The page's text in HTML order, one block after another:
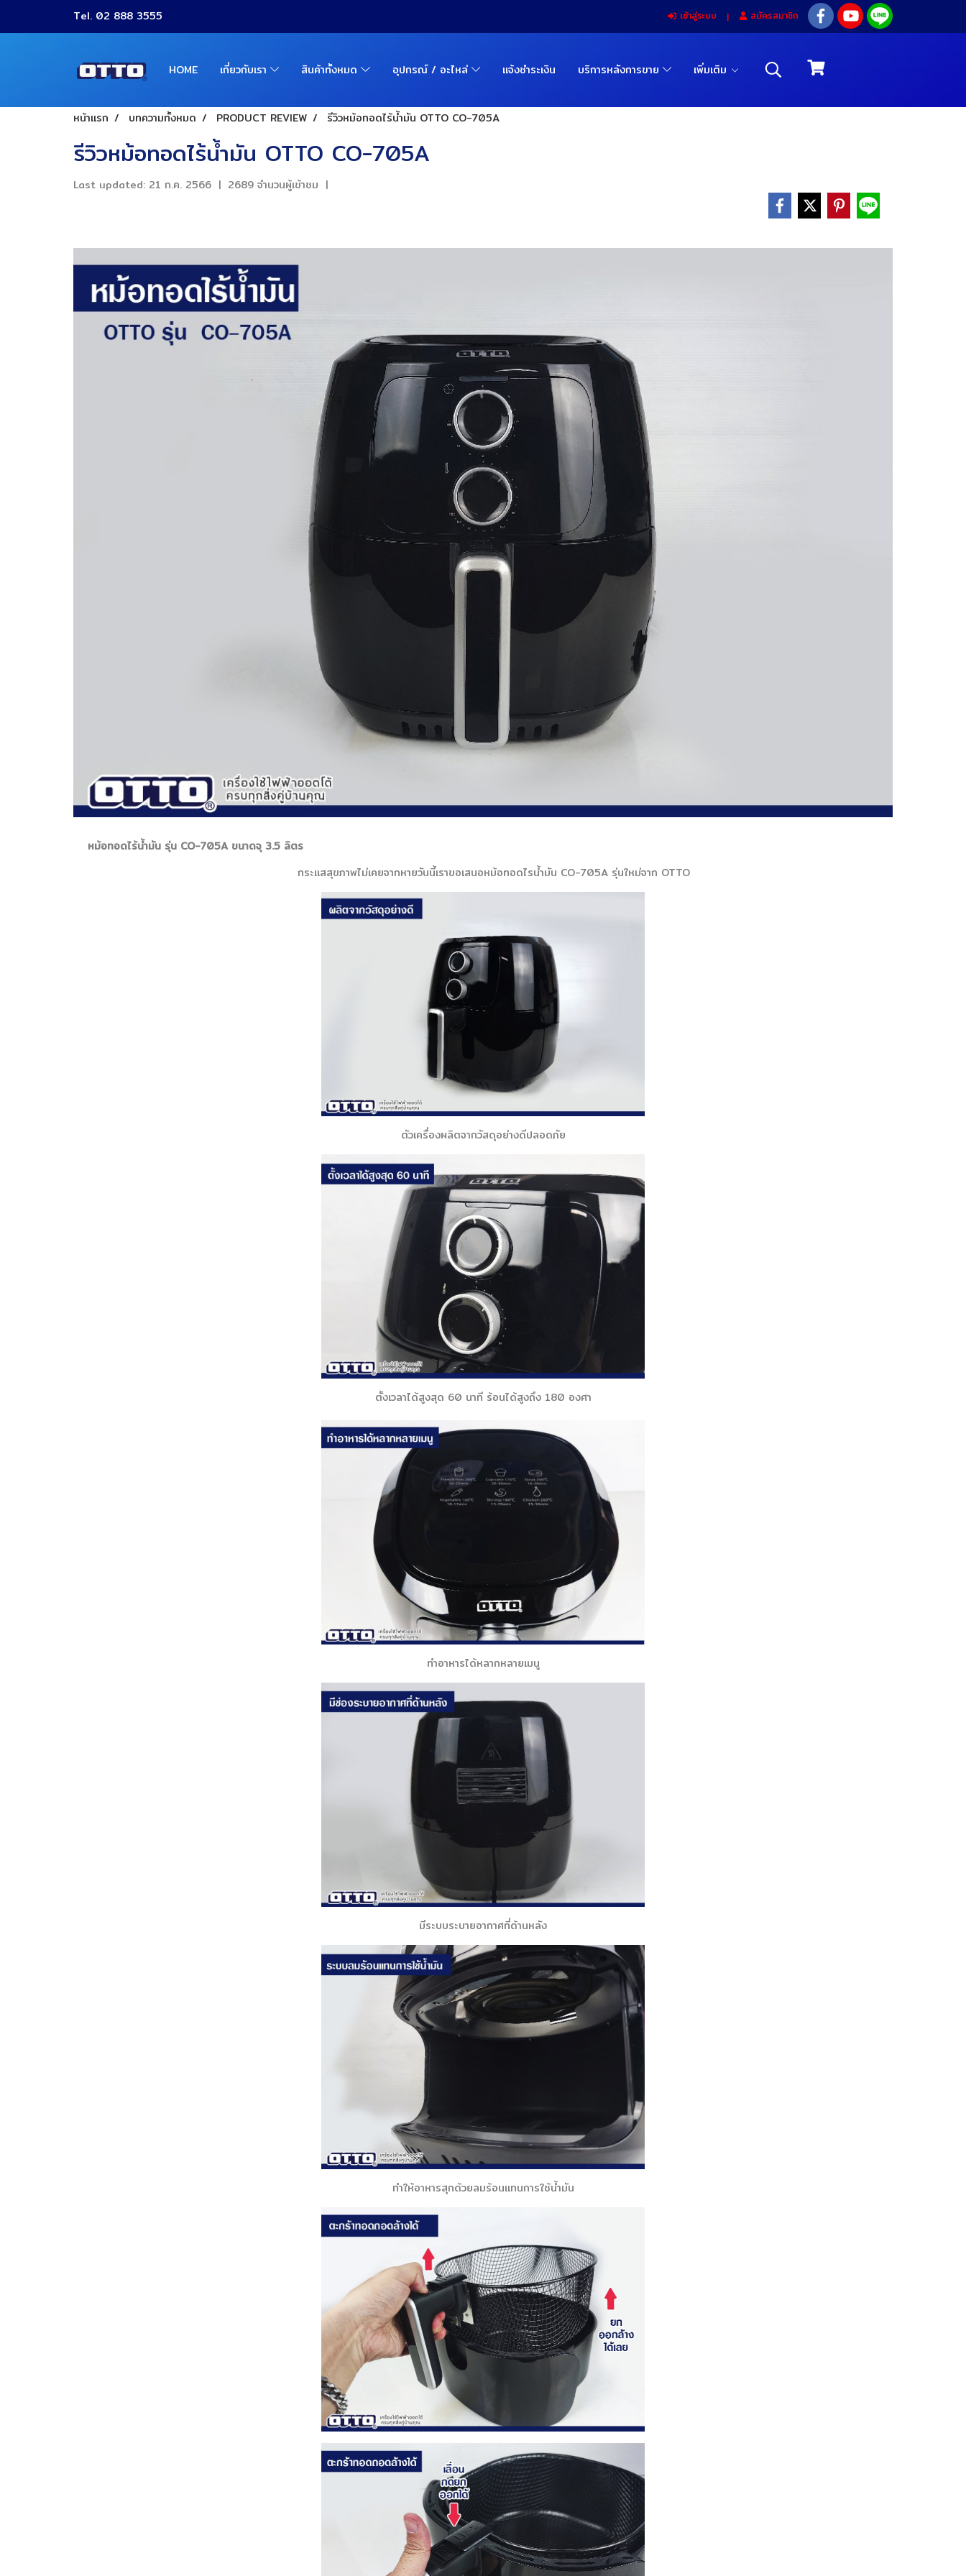
Tel. 02 888 3555 เข้าสู่ระบบ สมัครสมาชิก
HOME เกี่ยวกับเรา สินค้าทั้งหมด อุปกรณ์ / อะไหล่ แจ้งชำระเงิน บริการหลังการขาย เพิ่มเติม
หน้าแรก บทความทั้งหมด PRODUCT REVIEW รีวิวหม้อทอดไร้น้ำมัน OTTO CO-705A
รีวิวหม้อทอดไร้น้ำมัน OTTO CO-705A
Last updated: 21 ก.ค. 2566 | 2689 จำนวนผู้เข้าชม |
หม้อทอดไร้น้ำมัน รุ่น CO-705A ขนาดจุ 3.5 ลิตร
กระแสสุขภาพไม่เคยจากหายวันนี้เราขอเสนอหม้อทอดไรน้ำมัน CO-705A รุ่นใหม่จาก OTTO
ตัวเครื่องผลิตจากวัสดุอย่างดีปลอดภัย
ตั้งเวลาได้สูงสุด 60 นาที ร้อนได้สูงถึง 180 องศา
ทำอาหารได้หลากหลายเมนู
มีระบบระบายอากาศที่ด้านหลัง
ทำให้อาหารสุกด้วยลมร้อนแทนการใช้น้ำมัน